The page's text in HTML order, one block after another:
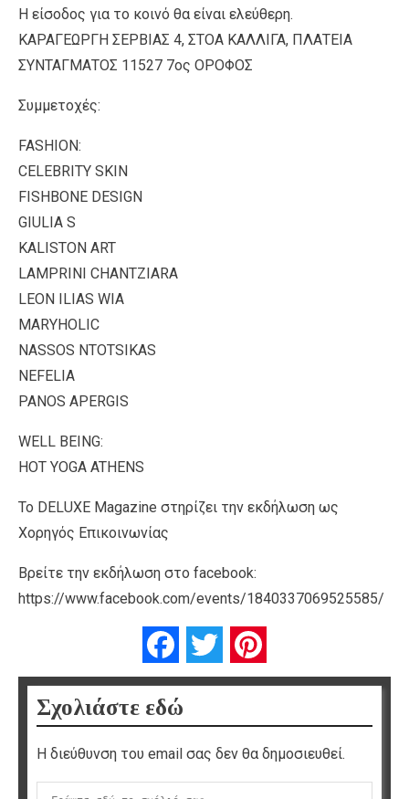
Η είσοδος για το κοινό θα είναι ελεύθερη.
ΚΑΡΑΓΕΩΡΓΗ ΣΕΡΒΙΑΣ 4, ΣΤΟΑ ΚΑΛΛΙΓΑ, ΠΛΑΤΕΙΑ
ΣΥΝΤΑΓΜΑΤΟΣ 11527 7ος ΟΡΟΦΟΣ
Συμμετοχές:
FASHION:
CELEBRITY SKIN
FISHBONE DESIGN
GIULIA S
KALISTON ART
LAMPRINI CHANTZIARA
LEON ILIAS WIA
MARYHOLIC
NASSOS NTOTSIKAS
NEFELIA
PANOS APERGIS
WELL BEING:
HOT YOGA ATHENS
Το DELUXE Magazine στηρίζει την εκδήλωση ως
Χορηγός Επικοινωνίας
Βρείτε την εκδήλωση στο facebook:
https://www.facebook.com/events/1840337069525585/
FacebookTwitter
Σχολιάστε εδώ
Η διεύθυνση του email σας δεν θα δημοσιευθεί.